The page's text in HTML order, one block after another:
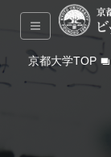
京都大学TOP